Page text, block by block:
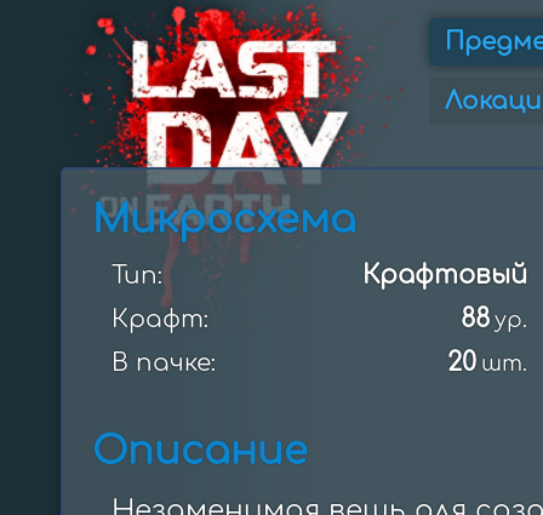
Микросхема
Тип: Крафтовый
Крафт: 88 ур.
В пачке: 20 шт.
Описание